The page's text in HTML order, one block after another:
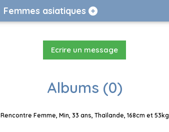
Femmes asiatiques
Ecrire un message
Albums (0)
Rencontre Femme, Min, 33 ans, Thaïlande, 168cm et 53kg